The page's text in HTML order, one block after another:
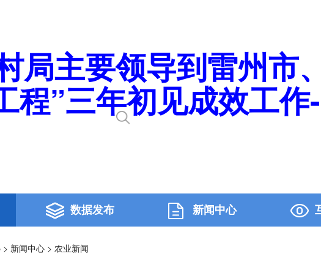
局主要领导到雷州市
程”三年初见成效工
数据发布 新闻中心
> 新闻中心 > 农业新闻